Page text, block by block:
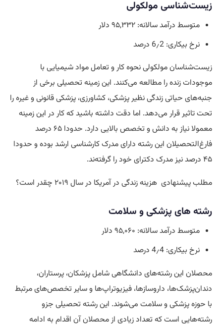
زیست‌شناسی مولکولی
متوسط درآمد سالانه: ۹۵,۳۳۲ دلار
نرخ بیکاری: 6٫2 درصد
زیست‌شناسان مولکولی نحوه کار و تعامل مواد شیمیایی با
موجودات زنده را مطالعه می‌کنند. این زمینه تحصیلی برخی از
جنبه‌های حیاتی زندگی نظیر پزشکی، کشاورزی، پزشکی قانونی و غیره را
تحت تاثیر قرار می‌دهد. اما دقت داشته باشید که کار در این زمینه
معمولا نیاز به دانش و تخصص بالایی دارد. حدودا ۶۵ درصد
فارغ‌التحصیلان این رشته دارای مدرک کارشناسی ارشد بوده و حدودا
۴۵ درصد نیز مدرک دکترای خود را گرفته‌ند.
مطلب پیشنهادی هزینه زندگی در آمریکا در سال ۲۰۱۹ چقدر است؟
رشته های پزشکی و سلامت
متوسط درآمد سالانه: ۹۵,۰۶۰ دلار
نرخ بیکاری: 4٫4 درصد
محصلان این رشته‌های دانشگاهی شامل پزشکان، پرستاران،
دندان‌پزشک‌ها، داروسازها، فیزیوتراپ‌ها و سایر تخصص‌های مرتبط
با حوزه پزشکی و سلامت می‌شوند. این رشته تحصیلی جزو
رشته‌‌هایی است که تعداد زیادی از محصلان آن اقدام به ادامه